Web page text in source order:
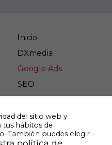
Inicio
DXmedia
Google Ads
SEO
Blog
Contacto
del sitio web y
tus hábitos de
También puedes elegir